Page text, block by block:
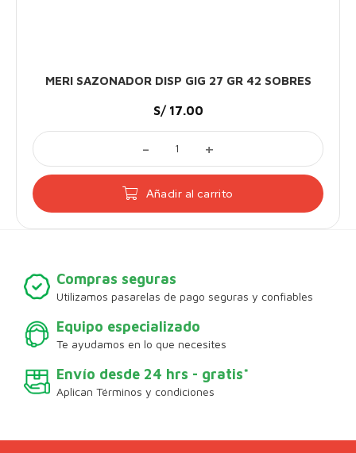
cantidad
MERI SAZONADOR DISP GIG 27 GR 42 SOBRES
S/17.00
MERI SAZONADOR DISP GIG 27 GR 42
Añadir al carrito
Compras seguras
Utilizamos pasarelas de pago seguras y confiables
Equipo especializado
Te ayudamos en lo que necesites
Envío desde 24 hrs - gratis*
Aplican Términos y condiciones